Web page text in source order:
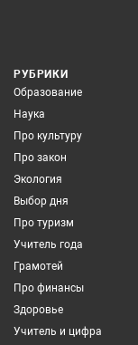
РУБРИКИ
Образование
Наука
Про культуру
Про закон
Экология
Выбор дня
Про туризм
Учитель года
Грамотей
Про финансы
Здоровье
Учитель и цифра